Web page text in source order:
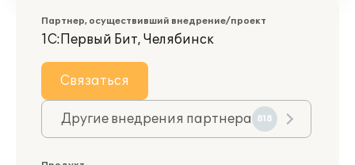
Партнер, осуществивший внедрение/проект
1С:Первый Бит, Челябинск
Связаться
Другие внедрения партнера 818